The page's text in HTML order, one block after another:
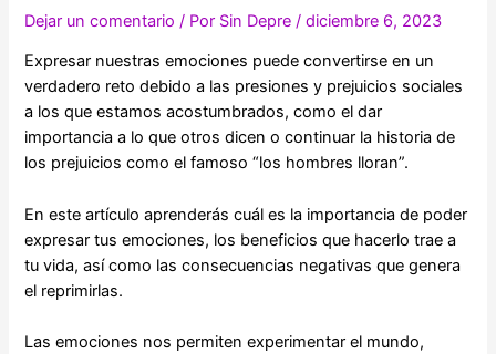
Dejar un comentario / Por Sin Depre /diciembre 6, 2023
Expresar nuestras emociones puede convertirse en un
verdadero reto debido a las presiones y prejuicios sociales
a los que estamos acostumbrados, como el dar
importancia a lo que otros dicen o continuar la historia de
los prejuicios como el famoso “los hombres lloran”.
En este artículo aprenderás cuál es la importancia de poder
expresar tus emociones, los beneficios que hacerlo trae a
tu vida, así como las consecuencias negativas que genera
el reprimirlas.
Las emociones nos permiten experimentar el mundo,